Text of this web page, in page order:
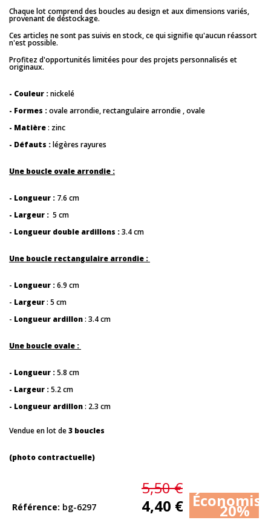
Chaque lot comprend des boucles au design et aux dimensions variés,
provenant de déstockage.
Ces articles ne sont pas suivis en stock, ce qui signifie qu'aucun réassort
n'est possible.
Profitez d'opportunités limitées pour des projets personnalisés et
originaux.
- Couleur :nickelé
- Formes :ovale arrondie, rectangulaire arrondie , ovale
- Matière: zinc
- Défauts :légères rayures
Une boucle ovale arrondie :
- Longueur : 7.6 cm
- Largeur : 5 cm
- Longueur double ardillons :3.4 cm
Une boucle rectangulaire arrondie :
- Longueur :6.9 cm
- Largeur: 5 cm
- Longueur ardillon: 3.4 cm
Une boucle ovale :
- Longueur :5.8 cm
- Largeur :5.2 cm
- Longueur ardillon: 2.3 cm
Vendue en lot de3 boucles
(photo contractuelle)
Référence bg-6297
5,50 €
4,40 €
20%